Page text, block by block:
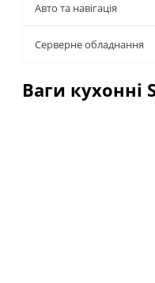
Авто та навігація
Серверне обладнання
Ваги кухонні